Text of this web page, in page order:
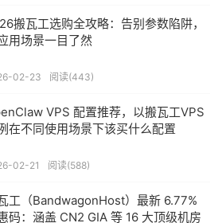
搬瓦工选购全攻略：告别参数陷阱，
用场景一目了然
02-23 阅读(443)
VPS 配置推荐，以搬瓦工VPS
在不同使用场景下该买什么配置
02-21 阅读(588)
工（BandwagonHost）最新 6.77%
码：涵盖 CN2 GIA 等 16 大顶级机房